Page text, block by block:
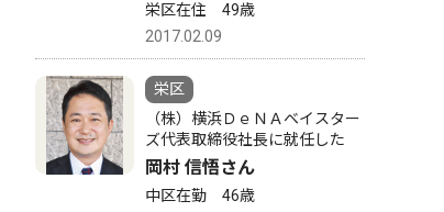
栄区在住 49歳
2017.02.09
栄区
（株）横浜ＤｅＮＡベイスター
ズ代表取締役社長に就任した
岡村 信悟さん
中区在勤 46歳